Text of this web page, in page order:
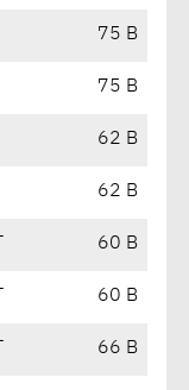
75 B
75 B
62 B
62 B
60 B
60 B
66 B